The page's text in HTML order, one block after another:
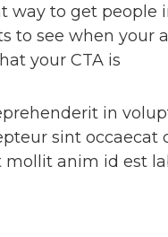
way to get
to see when your
your CTA is
in
sint
anim id est